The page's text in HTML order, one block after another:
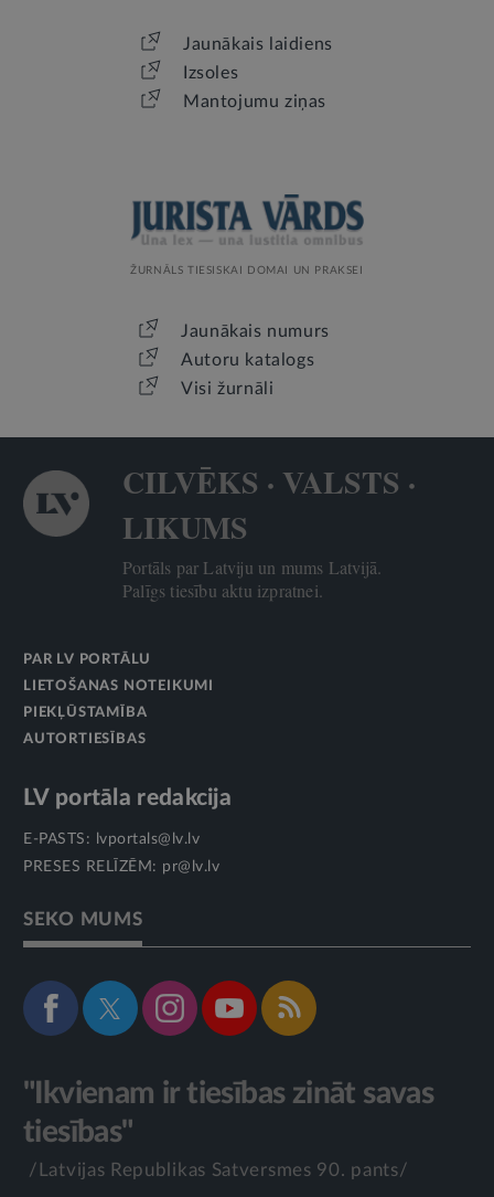
Jaunākais laidiens
Izsoles
Mantojumu ziņas
ŽURNĀLS TIESISKAI DOMAI UN PRAKSEI
Jaunākais numurs
Autoru katalogs
Visi žurnāli
CILVĒKS · VALSTS ·
LIKUMS
Portāls par Latviju un mums Latvijā.
Palīgs tiesību aktu izpratnei.
PAR LV PORTĀLU
LIETOŠANAS NOTEIKUMI
PIEKĻŪSTAMĪBA
AUTORTIESĪBAS
LV portāla redakcija
E-PASTS:
lvportals@lv.lv
PRESES RELĪZĒM: pr@lv.lv
SEKO MUMS
"Ikvienam ir tiesības zināt savas
tiesības"
/Latvijas Republikas Satversmes 90. pants/